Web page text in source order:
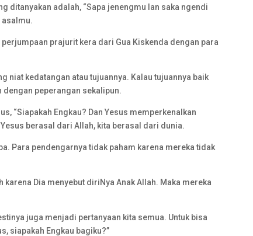
ditanyakan adalah, “Sapa jenengmu lan saka ngendi
asalmu.
prajurit kera dari Gua Kiskenda dengan para
niat kedatangan atau tujuannya. Kalau tujuannya baik
dengan peperangan sekalipun.
“Siapakah Engkau? Dan Yesus memperkenalkan
berasal dari Allah, kita berasal dari dunia.
Para pendengarnya tidak paham karena mereka tidak
Dia menyebut diriNya Anak Allah. Maka mereka
juga menjadi pertanyaan kita semua. Untuk bisa
siapakah Engkau bagiku?”